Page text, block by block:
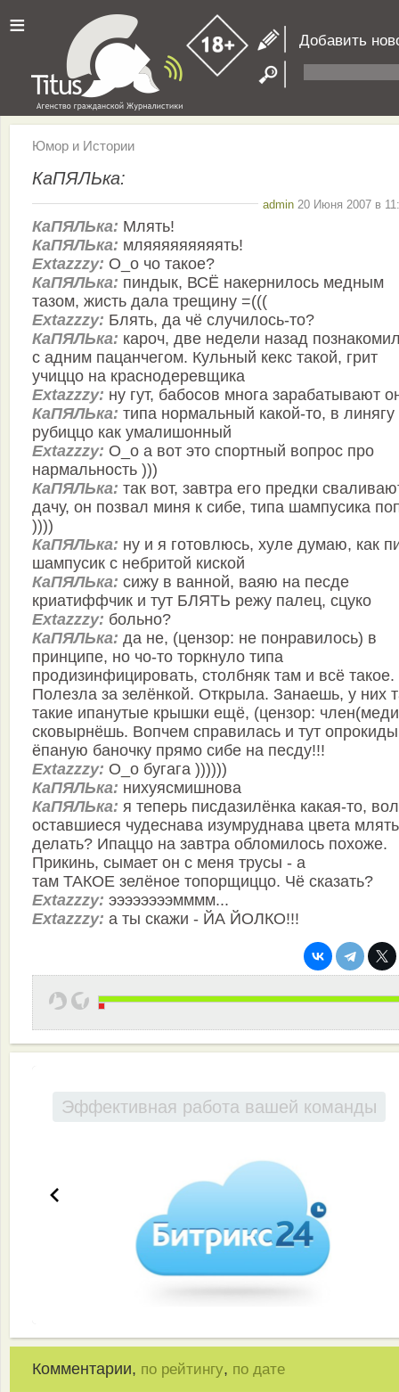
≡ Добавить
Юмор и Истории
КаПЯЛЬка:
admin 20 Июня 2007 в
КаПЯЛЬка: Млять!
КаПЯЛЬка: мляяяяяяяяять!
Extazzzy: О_о чо такое?
КаПЯЛЬка: пиндык, ВСЁ накернилось медным
тазом, жисть дала трещину =(((
Extazzzy: Блять, да чё случилось-то?
КаПЯЛЬка: кароч, две недели назад
с адним пацанчегом. Кульный кекс такой, грит
учиццо на краснодеревщика
Extazzzy: ну гут, бабосов многа зарабатывают
КаПЯЛЬка: типа нормальный какой-то, в линягу
рубиццо как умалишонный
Extazzzy: О_о а вот это спортный вопрос про
нармальность )))
КаПЯЛЬка: так вот, завтра его предки
дачу, он позвал миня к сибе, типа шампусика
))))
КаПЯЛЬка: ну и я готовлюсь, хуле думаю, как
шампусик с небритой киской
КаПЯЛЬка: сижу в ванной, ваяю на песде
криатиффчик и тут БЛЯТЬ режу палец, сцуко
Extazzzy: больно?
КаПЯЛЬка: да не, (цензор: не понравилось) в
принципе, но чо-то торкнуло типа
продизинфицировать, столбняк там и всё такое.
Полезла за зелёнкой. Открыла. Занаешь, у них
такие ипанутые крышки ещё, (цензор:
сковырнёшь. Вопчем справилась и тут
ёпаную баночку прямо сибе на песду!!!
Extazzzy: О_о бугага ))))))
КаПЯЛЬка: нихуясмишнова
КаПЯЛЬка: я теперь писдазилёнка какая-то,
оставшиеся чудеснава изумруднава цвета
делать? Ипаццо на завтра обломилось похоже.
Прикинь, сымает он с меня трусы - а
там ТАКОЕ зелёное топорщиццо. Чё сказать?
Extazzzy: ээээээээмммм...
Extazzzy: а ты скажи - ЙА ЙОЛКО!!!
Эффективная работа вашей команды
Комментарии, по рейтингу, по дате